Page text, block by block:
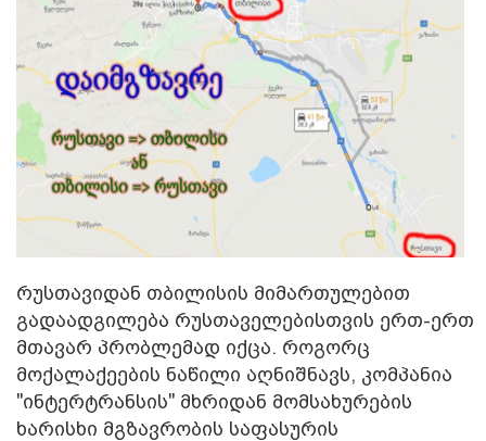
რუსთავიდან თბილისის მიმართულებით
გადაადგილება რუსთაველებისთვის ერთ-ერთ
მთავარ პრობლემად იქცა. როგორც
მოქალაქეების ნაწილი აღნიშნავს, კომპანია
"ინტერტრანსის" მხრიდან მომსახურების
ხარისხი მგზავრობის საფასურის